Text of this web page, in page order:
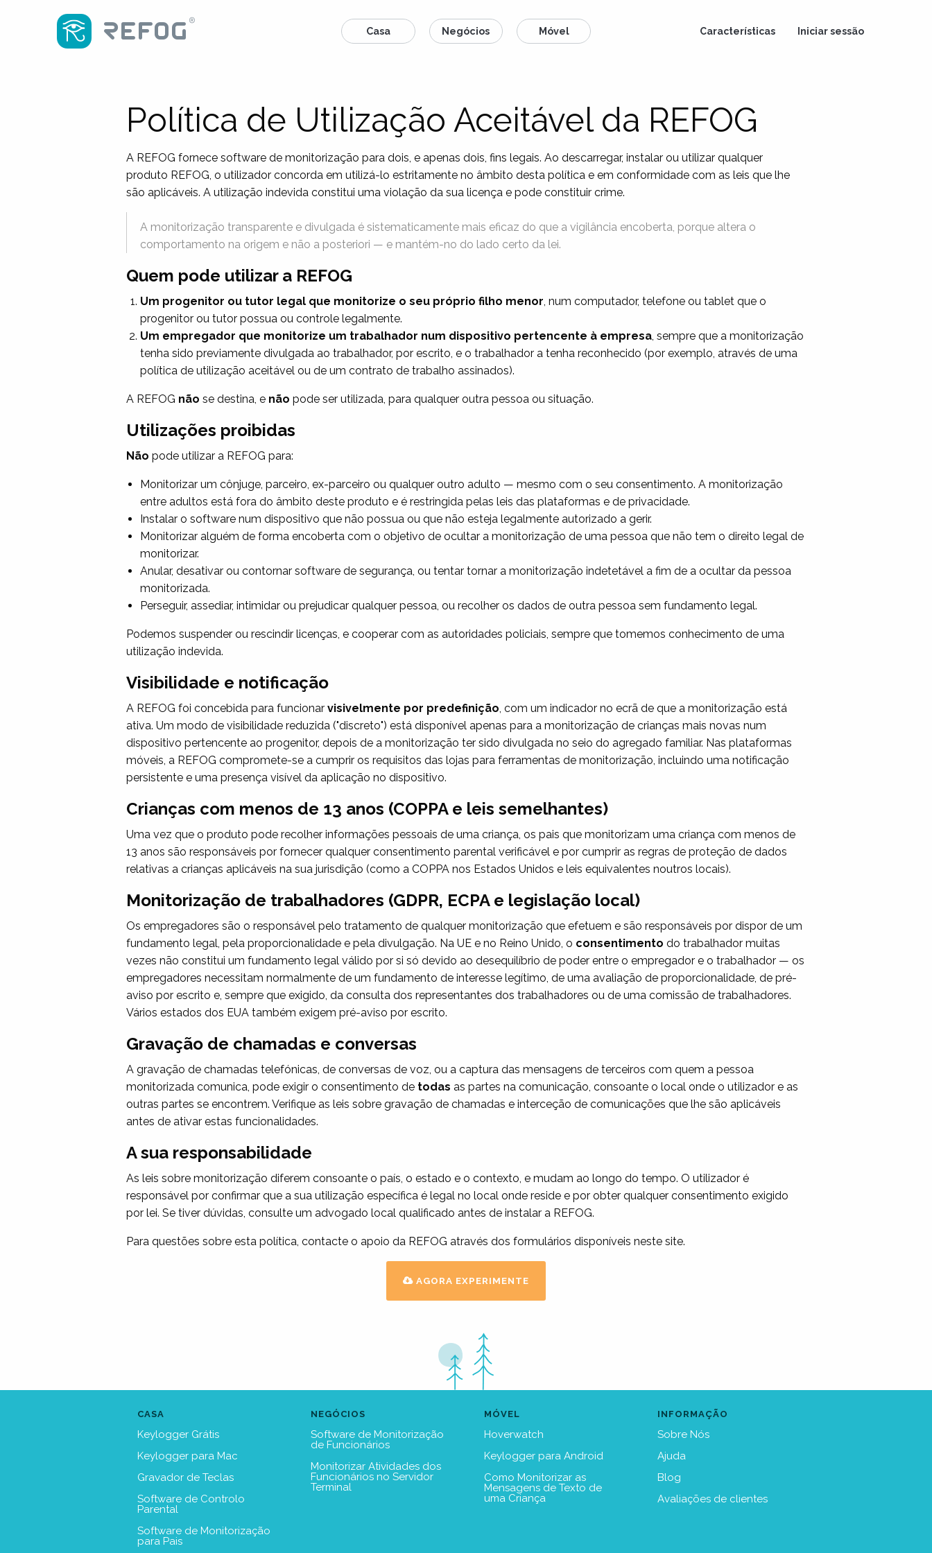
Casa Negócios Móvel Características Iniciar sessão
Política de Utilização Aceitável da REFOG
A REFOG fornece software de monitorização para dois, e apenas dois, fins legais. Ao descarregar, instalar ou utilizar qualquer
produto REFOG, o utilizador concorda em utilizá-lo estritamente no âmbito desta política e em conformidade com as leis que lhe
são aplicáveis. A utilização indevida constitui uma violação da sua licença e pode constituir crime.
A monitorização transparente e divulgada é sistematicamente mais eficaz do que a vigilância encoberta, porque altera o
comportamento na origem e não a posteriori — e mantém-no do lado certo da lei.
Quem pode utilizar a REFOG
Um progenitor ou tutor legal que monitorize o seu próprio filho menor, num computador, telefone ou tablet que o
progenitor ou tutor possua ou controle legalmente.
Um empregador que monitorize um trabalhador num dispositivo pertencente à empresa, sempre que a monitorização
tenha sido previamente divulgada ao trabalhador, por escrito, e o trabalhador a tenha reconhecido (por exemplo, através de uma
política de utilização aceitável ou de um contrato de trabalho assinados).
A REFOG não se destina, e não pode ser utilizada, para qualquer outra pessoa ou situação.
Utilizações proibidas
Não pode utilizar a REFOG para:
Monitorizar um cônjuge, parceiro, ex-parceiro ou qualquer outro adulto — mesmo com o seu consentimento. A monitorização
entre adultos está fora do âmbito deste produto e é restringida pelas leis das plataformas e de privacidade.
Instalar o software num dispositivo que não possua ou que não esteja legalmente autorizado a gerir.
Monitorizar alguém de forma encoberta com o objetivo de ocultar a monitorização de uma pessoa que não tem o direito legal de
monitorizar.
Anular, desativar ou contornar software de segurança, ou tentar tornar a monitorização indetetável a fim de a ocultar da pessoa
monitorizada.
Perseguir, assediar, intimidar ou prejudicar qualquer pessoa, ou recolher os dados de outra pessoa sem fundamento legal.
Podemos suspender ou rescindir licenças, e cooperar com as autoridades policiais, sempre que tomemos conhecimento de uma
utilização indevida.
Visibilidade e notificação
A REFOG foi concebida para funcionar visivelmente por predefinição, com um indicador no ecrã de que a monitorização está
ativa. Um modo de visibilidade reduzida ("discreto") está disponível apenas para a monitorização de crianças mais novas num
dispositivo pertencente ao progenitor, depois de a monitorização ter sido divulgada no seio do agregado familiar. Nas plataformas
móveis, a REFOG compromete-se a cumprir os requisitos das lojas para ferramentas de monitorização, incluindo uma notificação
persistente e uma presença visível da aplicação no dispositivo.
Crianças com menos de 13 anos (COPPA e leis semelhantes)
Uma vez que o produto pode recolher informações pessoais de uma criança, os pais que monitorizam uma criança com menos de
13 anos são responsáveis por fornecer qualquer consentimento parental verificável e por cumprir as regras de proteção de dados
relativas a crianças aplicáveis na sua jurisdição (como a COPPA nos Estados Unidos e leis equivalentes noutros locais).
Monitorização de trabalhadores (GDPR, ECPA e legislação local)
Os empregadores são o responsável pelo tratamento de qualquer monitorização que efetuem e são responsáveis por dispor de um
fundamento legal, pela proporcionalidade e pela divulgação. Na UE e no Reino Unido, o consentimento do trabalhador muitas
vezes não constitui um fundamento legal válido por si só devido ao desequilíbrio de poder entre o empregador e o trabalhador — os
empregadores necessitam normalmente de um fundamento de interesse legítimo, de uma avaliação de proporcionalidade, de pré-
aviso por escrito e, sempre que exigido, da consulta dos representantes dos trabalhadores ou de uma comissão de trabalhadores.
Vários estados dos EUA também exigem pré-aviso por escrito.
Gravação de chamadas e conversas
A gravação de chamadas telefónicas, de conversas de voz, ou a captura das mensagens de terceiros com quem a pessoa
monitorizada comunica, pode exigir o consentimento de todas as partes na comunicação, consoante o local onde o utilizador e as
outras partes se encontrem. Verifique as leis sobre gravação de chamadas e interceção de comunicações que lhe são aplicáveis
antes de ativar estas funcionalidades.
A sua responsabilidade
As leis sobre monitorização diferem consoante o país, o estado e o contexto, e mudam ao longo do tempo. O utilizador é
responsável por confirmar que a sua utilização específica é legal no local onde reside e por obter qualquer consentimento exigido
por lei. Se tiver dúvidas, consulte um advogado local qualificado antes de instalar a REFOG.
Para questões sobre esta política, contacte o apoio da REFOG através dos formulários disponíveis neste site.
AGORA EXPERIMENTE
CASA
Keylogger Grátis
Keylogger para Mac
Gravador de Teclas
Software de Controlo
Parental
Software de Monitorização
para Pais
NEGÓCIOS
Software de Monitorização
de Funcionários
Monitorizar Atividades dos
Funcionários no Servidor
Terminal
MÓVEL
Hoverwatch
Keylogger para Android
Como Monitorizar as
Mensagens de Texto de
uma Criança
INFORMAÇÃO
Sobre Nós
Ajuda
Blog
Avaliações de clientes